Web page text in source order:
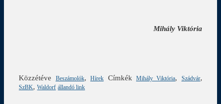
Mihály Viktória
Közzétéve Beszámolók,Hírek Címkék Mihály Viktória, Szádvár,
SzBK,Waldorf állandó link